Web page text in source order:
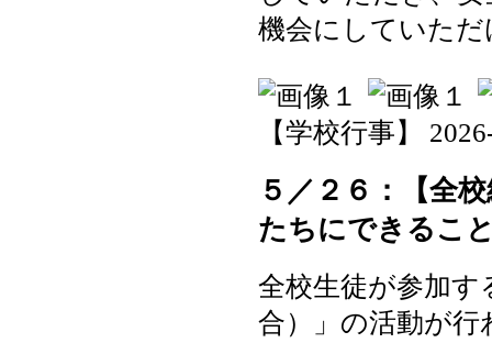
機会にしていた
【学校行事】
５／２６：【全
たちにできるこ
全校生徒が参加す
合）」の活動が行